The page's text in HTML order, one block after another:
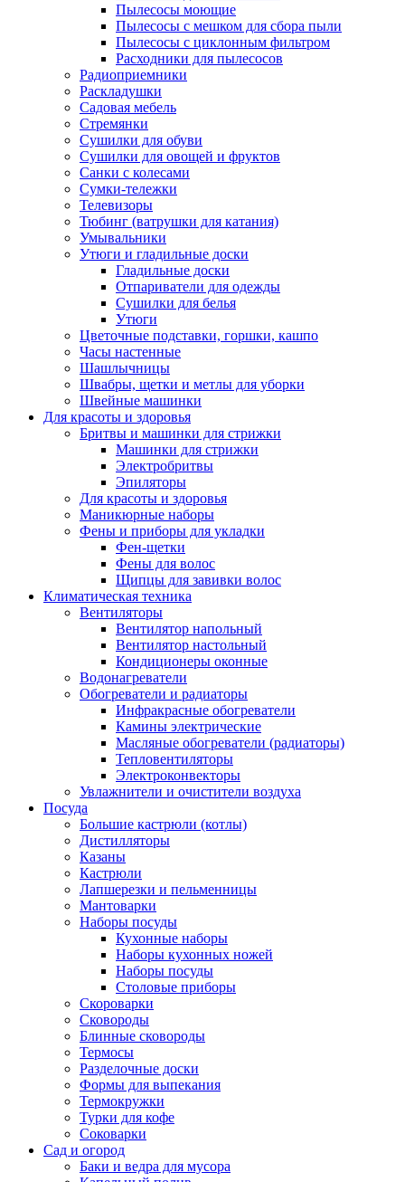
Пылесосы моющие
Пылесосы с мешком для сбора пыли
Пылесосы с циклонным фильтром
Расходники для пылесосов
Радиоприемники
Раскладушки
Садовая мебель
Стремянки
Сушилки для обуви
Сушилки для овощей и фруктов
Санки с колесами
Сумки-тележки
Телевизоры
Тюбинг (ватрушки для катания)
Умывальники
Утюги и гладильные доски
Гладильные доски
Отпариватели для одежды
Сушилки для белья
Утюги
Цветочные подставки, горшки, кашпо
Часы настенные
Шашлычницы
Швабры, щетки и метлы для уборки
Швейные машинки
Для красоты и здоровья
Бритвы и машинки для стрижки
Машинки для стрижки
Электробритвы
Эпиляторы
Для красоты и здоровья
Маникюрные наборы
Фены и приборы для укладки
Фен-щетки
Фены для волос
Щипцы для завивки волос
Климатическая техника
Вентиляторы
Вентилятор напольный
Вентилятор настольный
Кондиционеры оконные
Водонагреватели
Обогреватели и радиаторы
Инфракрасные обогреватели
Камины электрические
Масляные обогреватели (радиаторы)
Тепловентиляторы
Электроконвекторы
Увлажнители и очистители воздуха
Посуда
Большие кастрюли (котлы)
Дистилляторы
Казаны
Кастрюли
Лапшерезки и пельменницы
Мантоварки
Наборы посуды
Кухонные наборы
Наборы кухонных ножей
Наборы посуды
Столовые приборы
Скороварки
Сковороды
Блинные сковороды
Термосы
Разделочные доски
Формы для выпекания
Термокружки
Турки для кофе
Соковарки
Сад и огород
Баки и ведра для мусора